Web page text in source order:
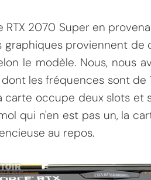
2070 Super en
graphiques proviennent
le modèle. Nous, nous
dont les fréquences sont
carte occupe deux slots
qui n'en est pas un, la
au repos.